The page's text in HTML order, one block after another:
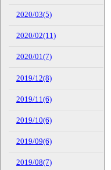
2020/03(5)
2020/02(11)
2020/01(7)
2019/12(8)
2019/11(6)
2019/10(6)
2019/09(6)
2019/08(7)